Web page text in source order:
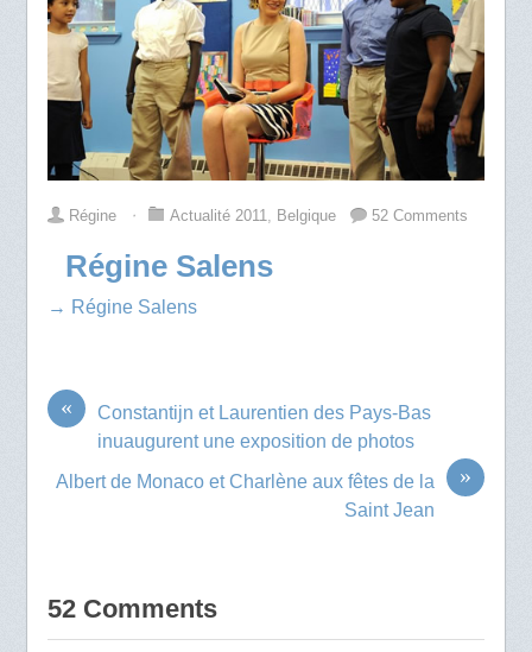
Régine ⋅ Actualité 2011 Belgique 52 Comments
Régine Salens
→ Régine Salens
«
Constantijn et Laurentien des Pays-Bas
inuaugurent une exposition de photos
»
Albert de Monaco et Charlène aux fêtes de la
Saint Jean
52 Comments